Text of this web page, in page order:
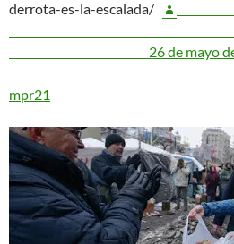
derrota-es-la-escalada/
26 de mayo
mpr21